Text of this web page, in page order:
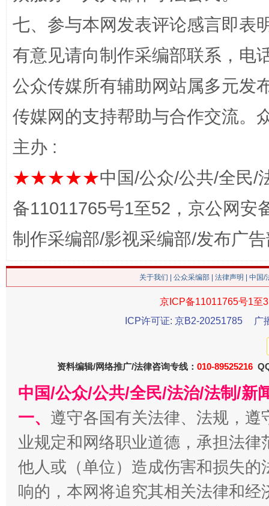
网上购药对药下症？
这是一记警钟！ 谢
在谋一域中谋全局
今
七、参与本网发表评论感言即表
有意见请向制作采编部联系，电
公众传媒所有辅助网站属多元发
传媒网的支持帮助与合作交流。
主办 :
★★★★★中国/公众/公共/全民/
备11011765号1至52，京公网安
制作采编部/影视采编部/发布广
关于我们 公众采编部 法律声明 | 中国
京ICP备11011765号1至
ICP许可证: 京B2-20251785
广
资料编辑/网络推广/法律咨询专线： 010-89525216
中国/公众/公共/全民/法治/法制/新
一、 遵守各国有关法律、法规，
业规定和网络职业道德，承担法
他人或（单位）造成伤害和损失
响的，本网将追究其相关法律和